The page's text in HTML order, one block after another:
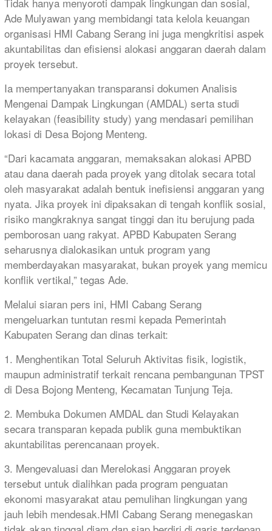
Ade Mulyawan yang membidangi tata kelola keuangan
organisasi HMI Cabang Serang ini juga mengkritisi aspek
akuntabilitas dan efisiensi alokasi anggaran daerah dalam
proyek tersebut.
Ia mempertanyakan transparansi dokumen Analisis
Mengenai Dampak Lingkungan (AMDAL) serta studi
kelayakan (feasibility study) yang mendasari pemilihan
lokasi di Desa Bojong Menteng.
“Dari kacamata anggaran, memaksakan alokasi APBD
atau dana daerah pada proyek yang ditolak secara total
oleh masyarakat adalah bentuk inefisiensi anggaran yang
nyata. Jika proyek ini dipaksakan di tengah konflik sosial,
risiko mangkraknya sangat tinggi dan itu berujung pada
pemborosan uang rakyat. APBD Kabupaten Serang
seharusnya dialokasikan untuk program yang
memberdayakan masyarakat, bukan proyek yang memicu
konflik vertikal,” tegas Ade.
Melalui siaran pers ini, HMI Cabang Serang
mengeluarkan tuntutan resmi kepada Pemerintah
Kabupaten Serang dan dinas terkait:
1. Menghentikan Total Seluruh Aktivitas fisik, logistik,
maupun administratif terkait rencana pembangunan TPST
di Desa Bojong Menteng, Kecamatan Tunjung Teja.
2. Membuka Dokumen AMDAL dan Studi Kelayakan
secara transparan kepada publik guna membuktikan
akuntabilitas perencanaan proyek.
3. Mengevaluasi dan Merelokasi Anggaran proyek
tersebut untuk dialihkan pada program penguatan
ekonomi masyarakat atau pemulihan lingkungan yang
jauh lebih mendesak.HMI Cabang Serang menegaskan